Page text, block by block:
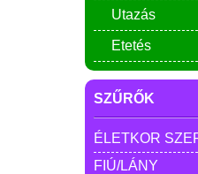
Utazás
Etetés
SZŰRŐK
ÉLETKOR
FIÚ/LÁNY